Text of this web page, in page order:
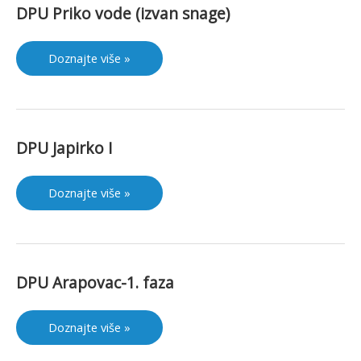
DPU Priko vode (izvan snage)
DPU
Priko
(izvan
Doznajte više »
DPU Japirko I
DPU
Japirko
Doznajte više »
DPU Arapovac-1. faza
DPU
Arapovac-
Doznajte više »